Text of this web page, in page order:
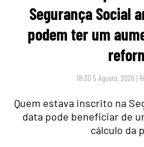
Segurança Social
podem ter um
18:30 5 Agosto, 2026 |
Quem estava inscrito na
data pode beneficiar de
cálculo da